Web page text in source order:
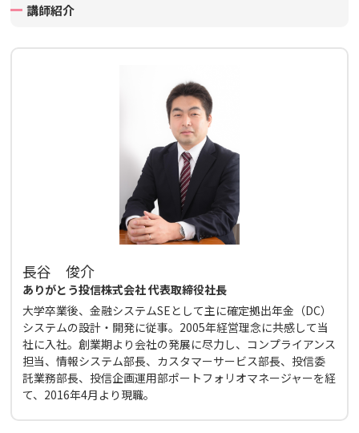
講師紹介
長谷 俊介
ありがとう投信株式会社 代表取締役社長
大学卒業後、金融システムSEとして主に確定拠出年金（DC）
システムの設計・開発に従事。2005年経営理念に共感して当
社に入社。創業期より会社の発展に尽力し、コンプライアンス
担当、情報システム部長、カスタマーサービス部長、投信委
託業務部長、投信企画運用部ポートフォリオマネージャーを経
て、2016年4月より現職。